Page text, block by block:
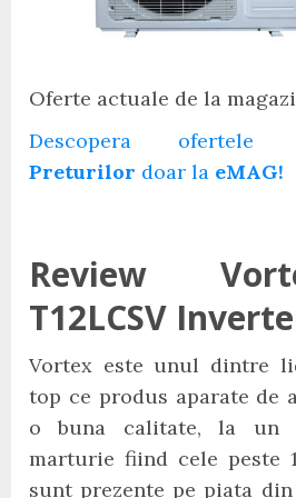
Oferte actuale de la
Descopera
Preturilor doar la eMAG!
Review
T12LCSV
Vortex este unul dintre
top ce produs aparate de
o buna calitate, la un
marturie fiind cele peste
sunt prezente pe piata